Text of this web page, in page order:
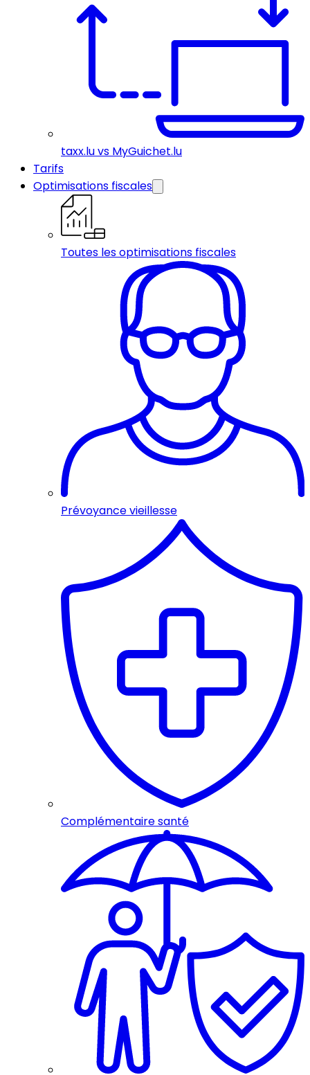
taxx.lu vs MyGuichet.lu
Tarifs
Optimisations fiscales
Toutes les optimisations fiscales
Prévoyance vieillesse
Complémentaire santé